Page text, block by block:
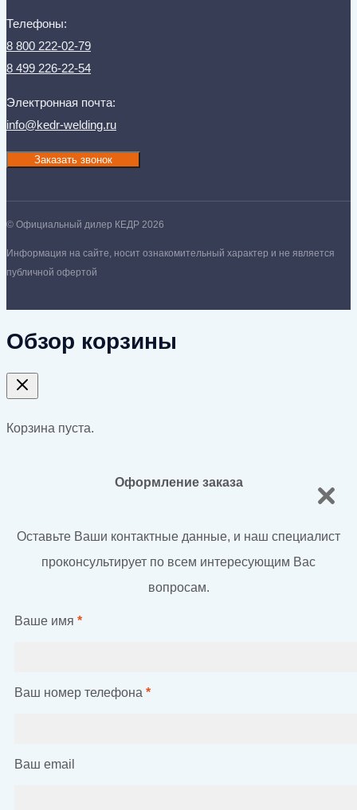
Телефоны:
8 800 222-02-79
8 499 226-22-54
Электронная почта:
info@kedr-welding.ru
Заказать звонок
© Официальный дилер КЕДР 2026
Информация на сайте, носит ознакомительный характер и не является
публичной офертой
Обзор корзины
Корзина пуста.
Оформление заказа
Оставьте Ваши контактные данные, и наш специалист
проконсультирует по всем интересующим Вас
вопросам.
Ваше имя *
Ваш номер телефона *
Ваш email